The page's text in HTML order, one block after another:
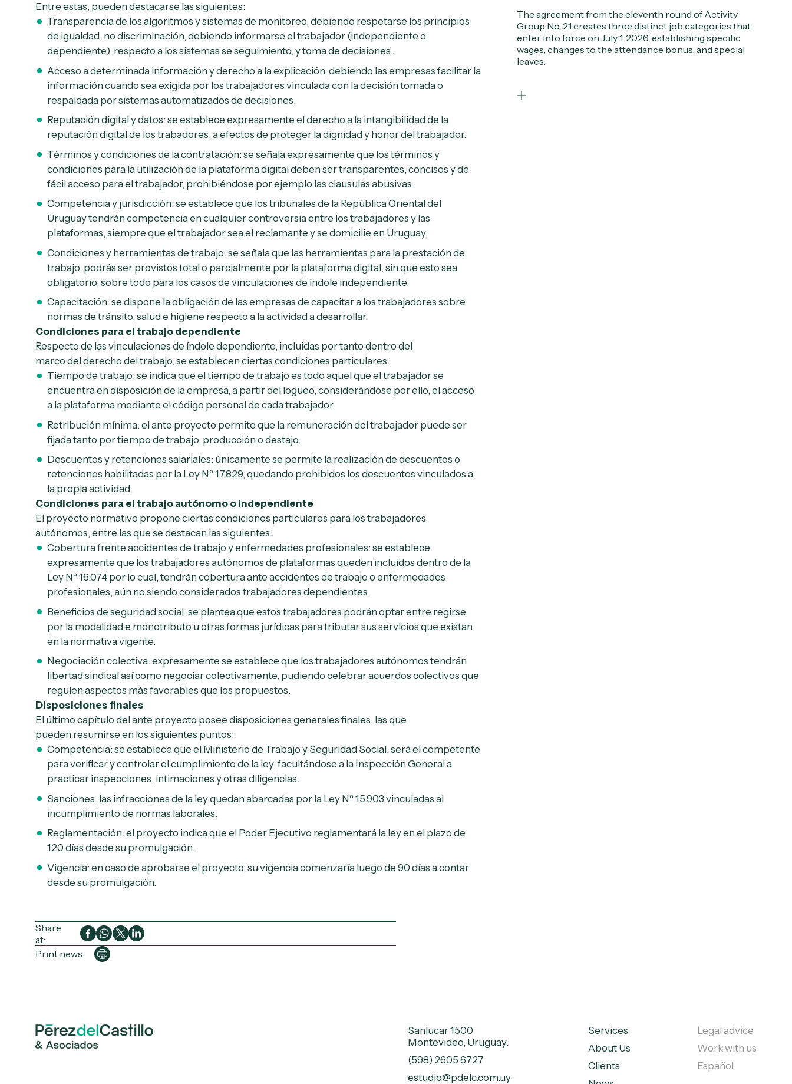
Entre estas, pueden destacarse las siguientes:
Transparencia de los algoritmos y sistemas de monitoreo, debiendo respetarse los principios
de igualdad, no discriminación, debiendo informarse el trabajador (independiente o
dependiente), respecto a los sistemas se seguimiento, y toma de decisiones.
Acceso a determinada información y derecho a la explicación, debiendo las empresas facilitar la
información cuando sea exigida por los trabajadores vinculada con la decisión tomada o
respaldada por sistemas automatizados de decisiones.
Reputación digital y datos: se establece expresamente el derecho a la intangibilidad de la
reputación digital de los trabadores, a efectos de proteger la dignidad y honor del trabajador.
Términos y condiciones de la contratación: se señala expresamente que los términos y
condiciones para la utilización de la plataforma digital deben ser transparentes, concisos y de
fácil acceso para el trabajador, prohibiéndose por ejemplo las clausulas abusivas.
Competencia y jurisdicción: se establece que los tribunales de la República Oriental del
Uruguay tendrán competencia en cualquier controversia entre los trabajadores y las
plataformas, siempre que el trabajador sea el reclamante y se domicilie en Uruguay.
Condiciones y herramientas de trabajo: se señala que las herramientas para la prestación de
trabajo, podrás ser provistos total o parcialmente por la plataforma digital, sin que esto sea
obligatorio, sobre todo para los casos de vinculaciones de índole independiente.
Capacitación: se dispone la obligación de las empresas de capacitar a los trabajadores sobre
normas de tránsito, salud e higiene respecto a la actividad a desarrollar.
Condiciones para el trabajo dependiente
Respecto de las vinculaciones de índole dependiente, incluidas por tanto dentro del
marco del derecho del trabajo, se establecen ciertas condiciones particulares:
Tiempo de trabajo: se indica que el tiempo de trabajo es todo aquel que el trabajador se
encuentra en disposición de la empresa, a partir del logueo, considerándose por ello, el acceso
a la plataforma mediante el código personal de cada trabajador.
Retribución mínima: el ante proyecto permite que la remuneración del trabajador puede ser
fijada tanto por tiempo de trabajo, producción o destajo.
Descuentos y retenciones salariales: únicamente se permite la realización de descuentos o
retenciones habilitadas por la Ley Nº 17.829, quedando prohibidos los descuentos vinculados a
la propia actividad.
Condiciones para el trabajo autónomo o independiente
El proyecto normativo propone ciertas condiciones particulares para los trabajadores
autónomos, entre las que se destacan las siguientes:
Cobertura frente accidentes de trabajo y enfermedades profesionales: se establece
expresamente que los trabajadores autónomos de plataformas queden incluidos dentro de la
Ley Nº 16.074 por lo cual, tendrán cobertura ante accidentes de trabajo o enfermedades
profesionales, aún no siendo considerados trabajadores dependientes.
Beneficios de seguridad social: se plantea que estos trabajadores podrán optar entre regirse
por la modalidad e monotributo u otras formas jurídicas para tributar sus servicios que existan
en la normativa vigente.
Negociación colectiva: expresamente se establece que los trabajadores autónomos tendrán
libertad sindical así como negociar colectivamente, pudiendo celebrar acuerdos colectivos que
regulen aspectos más favorables que los propuestos.
Disposiciones finales
El último capítulo del ante proyecto posee disposiciones generales finales, las que
pueden resumirse en los siguientes puntos:
Competencia: se establece que el Ministerio de Trabajo y Seguridad Social, será el competente
para verificar y controlar el cumplimiento de la ley, facultándose a la Inspección General a
practicar inspecciones, intimaciones y otras diligencias.
Sanciones: las infracciones de la ley quedan abarcadas por la Ley Nº 15.903 vinculadas al
incumplimiento de normas laborales.
Reglamentación: el proyecto indica que el Poder Ejecutivo reglamentará la ley en el plazo de
120 días desde su promulgación.
Vigencia: en caso de aprobarse el proyecto, su vigencia comenzaría luego de 90 días a contar
desde su promulgación.
The agreement from the eleventh round of Activity
Group No. 21 creates three distinct job categories that
enter into force on July 1, 2026, establishing specific
wages, changes to the attendance bonus, and special
leaves.
Share
at:
Print news
Sanlucar 1500
Montevideo, Uruguay.
(598) 2605 6727
estudio@pdelc.com.uy
Services
About Us
Clients
Legal advice
Work with us
Español